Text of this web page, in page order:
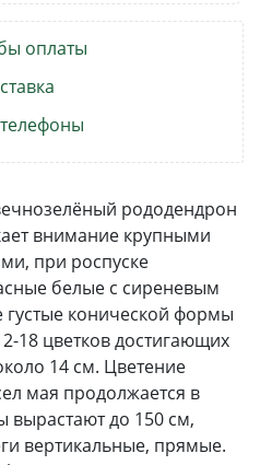
оплаты
рододендрон
внимание крупными
при роспуске
белые с сиреневым
конической формы
18 цветков достигающих
14 см. Цветение
мая продолжается в
вырастают до 150 см,
вертикальные, прямые.